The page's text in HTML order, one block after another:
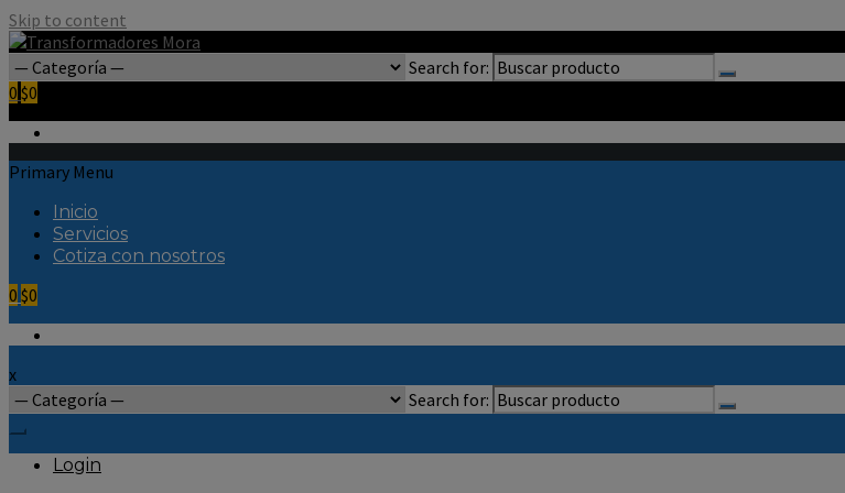
Skip to content
Search for:
0 $0
Primary Menu
Inicio
Servicios
Cotiza con nosotros
0 $0
x
Search for:
Login